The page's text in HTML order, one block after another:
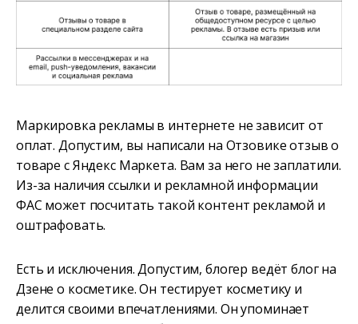
Маркировка рекламы в интернете не зависит от
оплат. Допустим, вы написали на Отзовике отзыв о
товаре с Яндекс Маркета. Вам за него не заплатили.
Из-за наличия ссылки и рекламной информации
ФАС может посчитать такой контент рекламой и
оштрафовать.
Есть и исключения. Допустим, блогер ведёт блог на
Дзене о косметике. Он тестирует косметику и
делится своими впечатлениями. Он упоминает